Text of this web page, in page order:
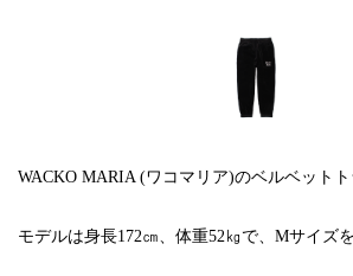
WACKO MARIA (ワコマリア)のベルベットト
モデルは身長172㎝、体重52㎏で、Mサイズ